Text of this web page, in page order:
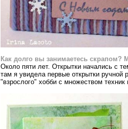
Как долго вы занимаетесь скрапом?
Около пяти лет. Открытки начались с
там я увидела первые открытки ручной
"взрослого" хобби с множеством техник